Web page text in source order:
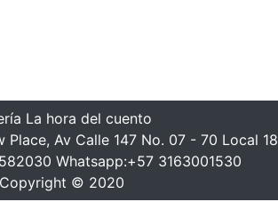
La hora del cuento
Place, Av Calle 147 No. 07 - 70 Local 18
Whatsapp:+57 3163001530
Copyright © 2020